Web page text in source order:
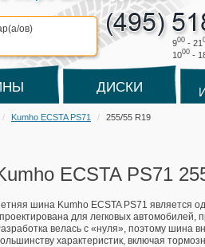
900 - 21
1000 -
ов)
ДИСКИ
Kumho ECSTA PS71 255/55 R19
ECSTA PS71
шина Kumho ECSTA PS71 является
для легковых автомобилей,
велась с «нуля», поэтому шина
характеристик, включая